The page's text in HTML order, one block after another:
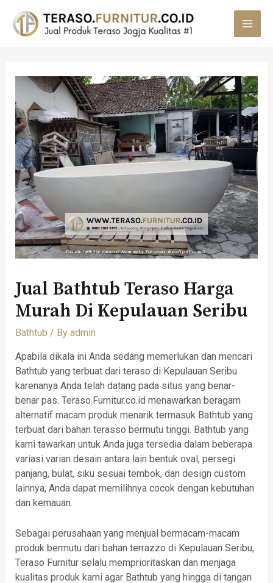
Jual Bathtub Teraso Harga
Murah Di Kepulauan Seribu
Bathtub / By admin
Apabila dikala ini Anda sedang memerlukan dan mencari
Bathtub yang terbuat dari teraso di Kepulauan Seribu
karenanya Anda telah datang pada situs yang benar-
benar pas. Teraso.Furnitur.co.id menawarkan beragam
alternatif macam produk menarik termasuk Bathtub yang
terbuat dari bahan terasso bermutu tinggi. Bathtub yang
kami tawarkan untuk Anda juga tersedia dalam beberapa
variasi varian desain antara lain bentuk oval, persegi
panjang, bulat, siku sesuai tembok, dan design custom
lainnya, Anda dapat memilihnya cocok dengan kebutuhan
dan kemauan.
Sebagai perusahaan yang menjual bermacam-macam
produk bermutu dari bahan terrazzo di Kepulauan Seribu,
Teraso Furnitur selalu memprioritaskan dan menjaga
kualitas produk kami agar Bathtub yang hingga di tangan